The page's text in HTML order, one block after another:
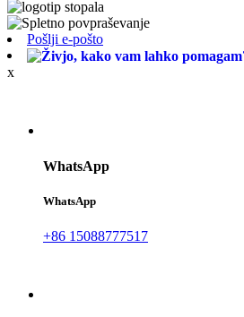
Pošlji e-pošto
x
WhatsApp
WhatsApp
+86 15088777517